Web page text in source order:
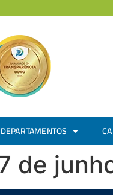
DEPARTAMENTOS
de